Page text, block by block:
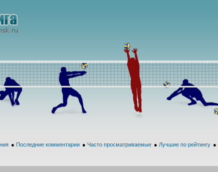
● Последние комментарии ● Часто просматриваемые ● Лучшие по рейтингу ●